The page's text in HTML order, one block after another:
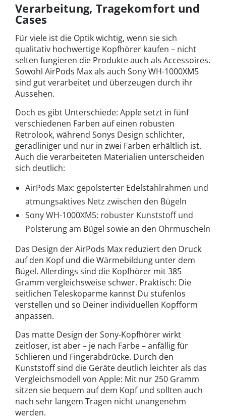
Verarbeitung, Tragekomfort und
Cases
Für viele ist die Optik wichtig, wenn sie sich
qualitativ hochwertige Kopfhörer kaufen – nicht
selten fungieren die Produkte auch als Accessoires.
Sowohl AirPods Max als auch Sony WH-1000XM5
sind gut verarbeitet und überzeugen durch ihr
Aussehen.
Doch es gibt Unterschiede: Apple setzt in fünf
verschiedenen Farben auf einen robusten
Retrolook, während Sonys Design schlichter,
geradliniger und nur in zwei Farben erhältlich ist.
Auch die verarbeiteten Materialien unterscheiden
sich deutlich:
AirPods Max: gepolsterter Edelstahlrahmen und
atmungsaktives Netz zwischen den Bügeln
Sony WH-1000XM5: robuster Kunststoff und
Polsterung am Bügel sowie an den Ohrmuscheln
Das Design der AirPods Max reduziert den Druck
auf den Kopf und die Wärmebildung unter dem
Bügel. Allerdings sind die Kopfhörer mit 385
Gramm vergleichsweise schwer. Praktisch: Die
seitlichen Teleskoparme kannst Du stufenlos
verstellen und so Deiner individuellen Kopfform
anpassen.
Das matte Design der Sony-Kopfhörer wirkt
zeitloser, ist aber – je nach Farbe – anfällig für
Schlieren und Fingerabdrücke. Durch den
Kunststoff sind die Geräte deutlich leichter als das
Vergleichsmodell von Apple: Mit nur 250 Gramm
sitzen sie bequem auf dem Kopf und sollten auch
nach sehr langem Tragen nicht unangenehm
werden.